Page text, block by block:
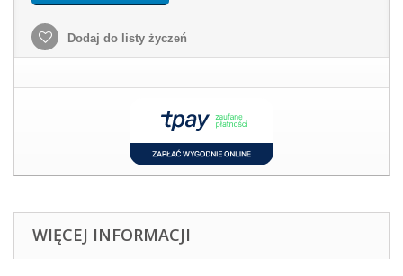
Dodaj do listy życzeń
WIĘCEJ INFORMACJI